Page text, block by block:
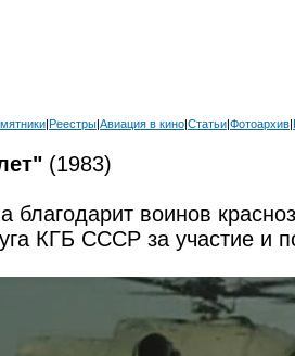
|Реестры|Авиация в кино|Статьи|Фотоархив|
(1983)
благодарит воинов
КГБ СССР за участие